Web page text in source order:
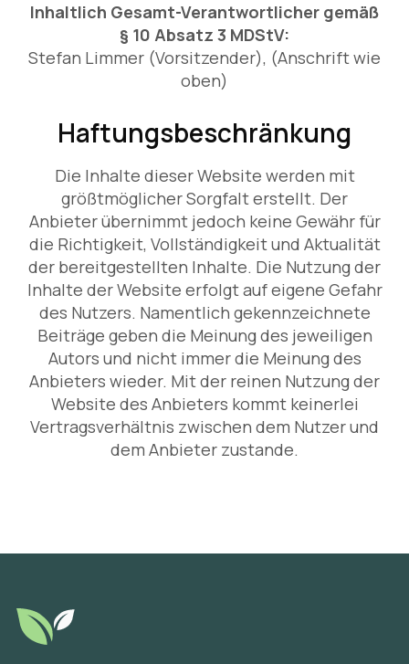
Inhaltlich Gesamt-Verantwortlicher gemäß
§ 10 Absatz 3 MDStV:
Stefan Limmer (Vorsitzender), (Anschrift wie
oben)
Haftungsbeschränkung
Die Inhalte dieser Website werden mit
größtmöglicher Sorgfalt erstellt. Der
Anbieter übernimmt jedoch keine Gewähr für
die Richtigkeit, Vollständigkeit und Aktualität
der bereitgestellten Inhalte. Die Nutzung der
Inhalte der Website erfolgt auf eigene Gefahr
des Nutzers. Namentlich gekennzeichnete
Beiträge geben die Meinung des jeweiligen
Autors und nicht immer die Meinung des
Anbieters wieder. Mit der reinen Nutzung der
Website des Anbieters kommt keinerlei
Vertragsverhältnis zwischen dem Nutzer und
dem Anbieter zustande.